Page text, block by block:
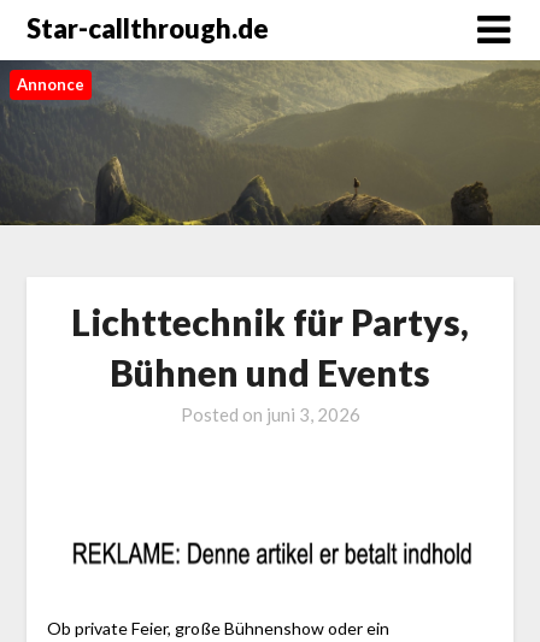
Star-callthrough.de
Annonce
Lichttechnik für Partys,
Bühnen und Events
Posted on juni 3, 2026
Ob private Feier, große Bühnenshow oder ein